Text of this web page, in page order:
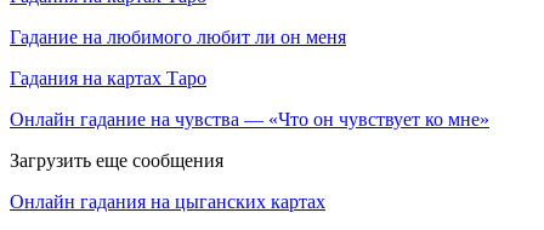
Гадание на любимого любит ли он меня
Гадания на картах Таро
Онлайн гадание на чувства — «Что он чувствует ко мне»
Загрузить еще сообщения
Онлайн гадания на цыганских картах